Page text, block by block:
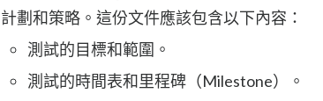
計劃和策略。這份文件應該包含以下內容：
測試的目標和範圍。
測試的時間表和里程碑（Milestone）。